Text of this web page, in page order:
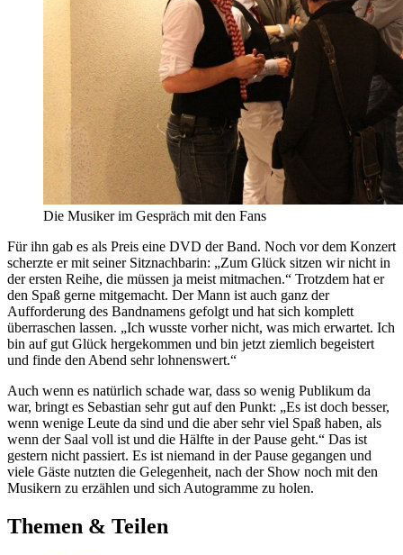
Die Musiker im Gespräch mit den Fans
Für ihn gab es als Preis eine DVD der Band. Noch vor dem Konzert
scherzte er mit seiner Sitznachbarin: „Zum Glück sitzen wir nicht in
der ersten Reihe, die müssen ja meist mitmachen.“ Trotzdem hat er
den Spaß gerne mitgemacht. Der Mann ist auch ganz der
Aufforderung des Bandnamens gefolgt und hat sich komplett
überraschen lassen. „Ich wusste vorher nicht, was mich erwartet. Ich
bin auf gut Glück hergekommen und bin jetzt ziemlich begeistert
und finde den Abend sehr lohnenswert.“
Auch wenn es natürlich schade war, dass so wenig Publikum da
war, bringt es Sebastian sehr gut auf den Punkt: „Es ist doch besser,
wenn wenige Leute da sind und die aber sehr viel Spaß haben, als
wenn der Saal voll ist und die Hälfte in der Pause geht.“ Das ist
gestern nicht passiert. Es ist niemand in der Pause gegangen und
viele Gäste nutzten die Gelegenheit, nach der Show noch mit den
Musikern zu erzählen und sich Autogramme zu holen.
Themen & Teilen